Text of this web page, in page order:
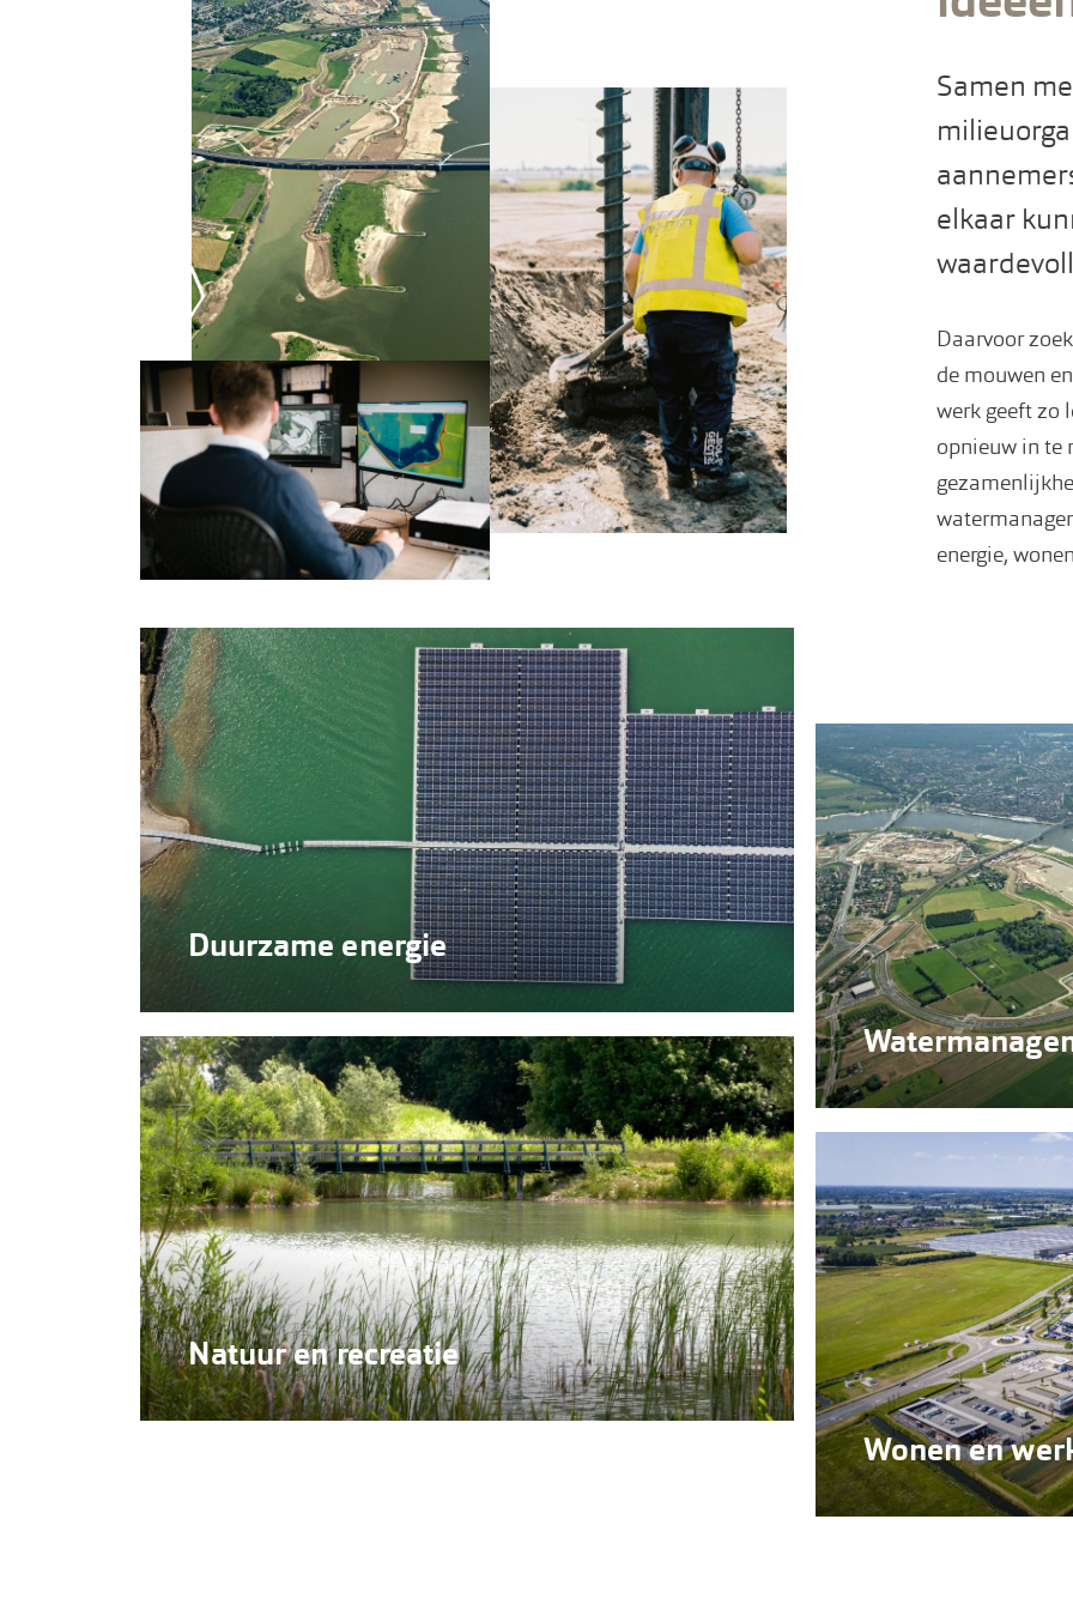
Samen
elkaar
Daarvoor
de mouwen
werk geeft zo
opnieuw in te
energie,
Duurzame energie
Natuur en recreatie
Wonen en